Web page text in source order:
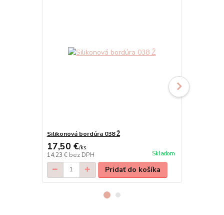
Silikonová bordúra 038 Ž
17,50 €/ks
14,23 € bez DPH Skladom
Pridať do košíka